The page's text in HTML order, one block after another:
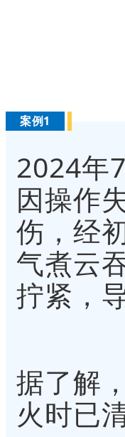
案例1
2024年
因操作
伤，经
气煮云
拧紧，
据了解
火时已